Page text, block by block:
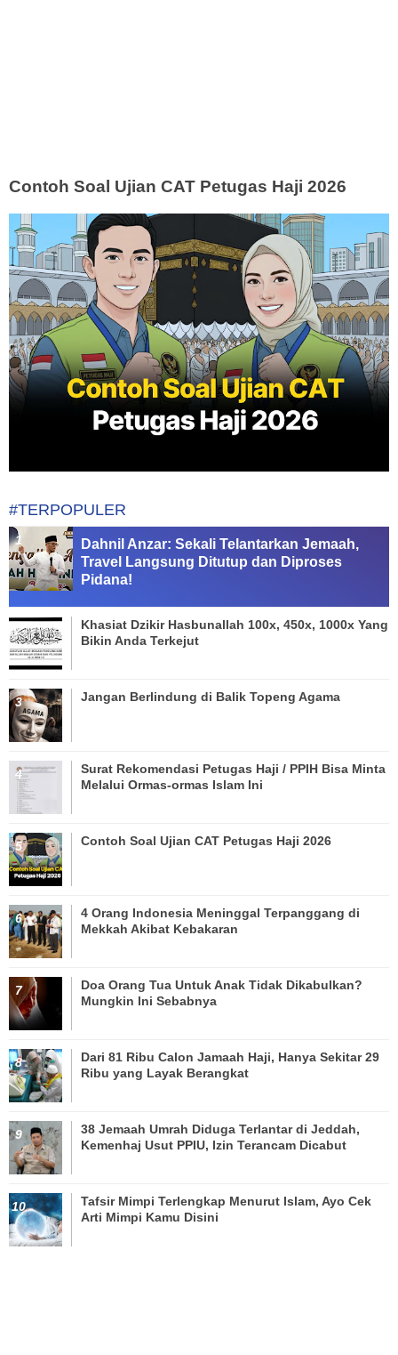
Contoh Soal Ujian CAT Petugas Haji 2026
#TERPOPULER
Dahnil Anzar: Sekali Telantarkan Jemaah,
Travel Langsung Ditutup dan Diproses
Pidana!
Khasiat Dzikir Hasbunallah 100x, 450x, 1000x Yang
Bikin Anda Terkejut
Jangan Berlindung di Balik Topeng Agama
Surat Rekomendasi Petugas Haji / PPIH Bisa Minta
Melalui Ormas-ormas Islam Ini
Contoh Soal Ujian CAT Petugas Haji 2026
4 Orang Indonesia Meninggal Terpanggang di
Mekkah Akibat Kebakaran
Doa Orang Tua Untuk Anak Tidak Dikabulkan?
Mungkin Ini Sebabnya
Dari 81 Ribu Calon Jamaah Haji, Hanya Sekitar 29
Ribu yang Layak Berangkat
38 Jemaah Umrah Diduga Terlantar di Jeddah,
Kemenhaj Usut PPIU, Izin Terancam Dicabut
Tafsir Mimpi Terlengkap Menurut Islam, Ayo Cek
Arti Mimpi Kamu Disini